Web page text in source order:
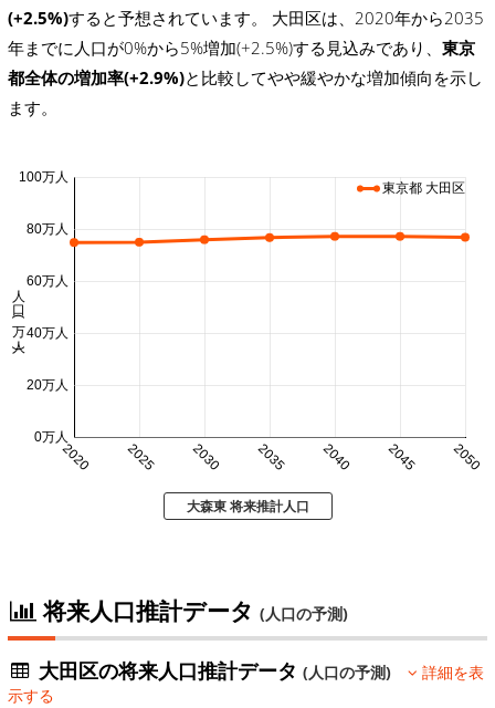
(+2.5%)すると予想されています。 大田区は、2020年から2035
年までに人口が0%から5%増加(+2.5%)する見込みであり、 東京
都全体の増加率(+2.9%)と比較してやや緩やかな増加傾向を示し
ます。
2020 2025 2030 2035 2040 2045 2050
0万人
20万人
40万人
60万人
80万人
100万人
人口 (万人)
東京都 大田区
大森東 将来推計人口
将来人口推計データ (人口の予測)
大田区の将来人口推計データ(人口の予測)
詳細を表
示する